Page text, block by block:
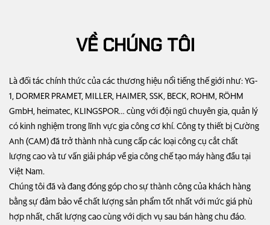
VỀ CHÚNG TÔI
Là đối tác chính thức của các thương hiệu nổi tiếng thế giới như: YG-
1, DORMER PRAMET, MILLER, HAIMER, SSK, BECK, ROHM, RÖHM
GmbH, heimatec, KLINGSPOR… cùng với đội ngũ chuyên gia, quản lý
có kinh nghiệm trong lĩnh vực gia công cơ khí. Công ty thiết bị Cường
Anh (CAM) đã trở thành nhà cung cấp các loại công cụ cắt chất
lượng cao và tư vấn giải pháp về gia công chế tạo máy hàng đầu tại
Việt Nam.
Chúng tôi đã và đang đóng góp cho sự thành công của khách hàng
bằng sự đảm bảo về chất lượng sản phẩm tốt nhất với mức giá phù
hợp nhất, chất lượng cao cùng với dịch vụ sau bán hàng chu đáo.